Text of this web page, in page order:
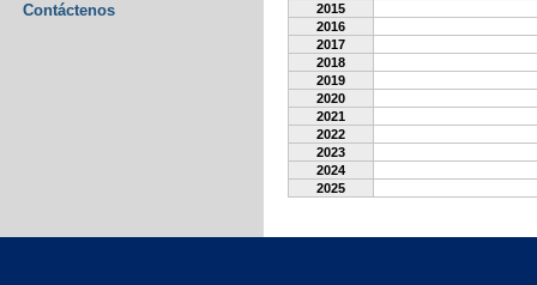
Contáctenos
2015
2016
2017
2018
2019
2020
2021
2022
2023
2024
2025